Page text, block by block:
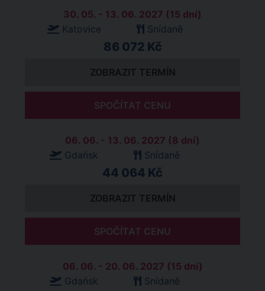
30. 05. - 13. 06. 2027 (15 dní)
Katovice
Snídaně
86 072 Kč
ZOBRAZIT TERMÍN
SPOČÍTAT CENU
06. 06. - 13. 06. 2027 (8 dní)
Gdańsk
Snídaně
44 064 Kč
ZOBRAZIT TERMÍN
SPOČÍTAT CENU
06. 06. - 20. 06. 2027 (15 dní)
Gdańsk
Snídaně